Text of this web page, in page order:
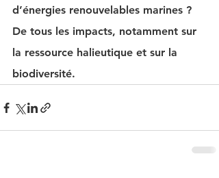
d’énergies renouvelables marines ?
De tous les impacts, notamment sur
la ressource halieutique et sur la
biodiversité.